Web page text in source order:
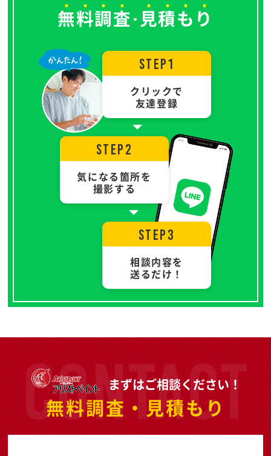
無料調査･ 見積も り
STEP1
クリックで
友達登録
STEP2
気になる箇所を
撮影する
STEP3
相談内容を
送るだけ！
まずはご相談ください！
無料調査・見積もり